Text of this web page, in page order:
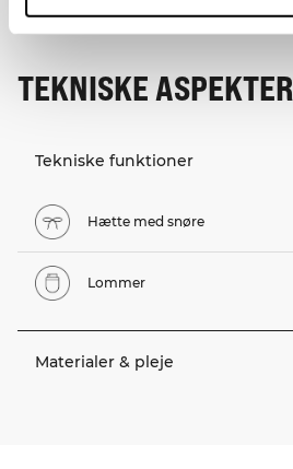
TEKNISKE ASPEKTER
Tekniske funktioner
Hætte med snøre
Lommer
Materialer & pleje